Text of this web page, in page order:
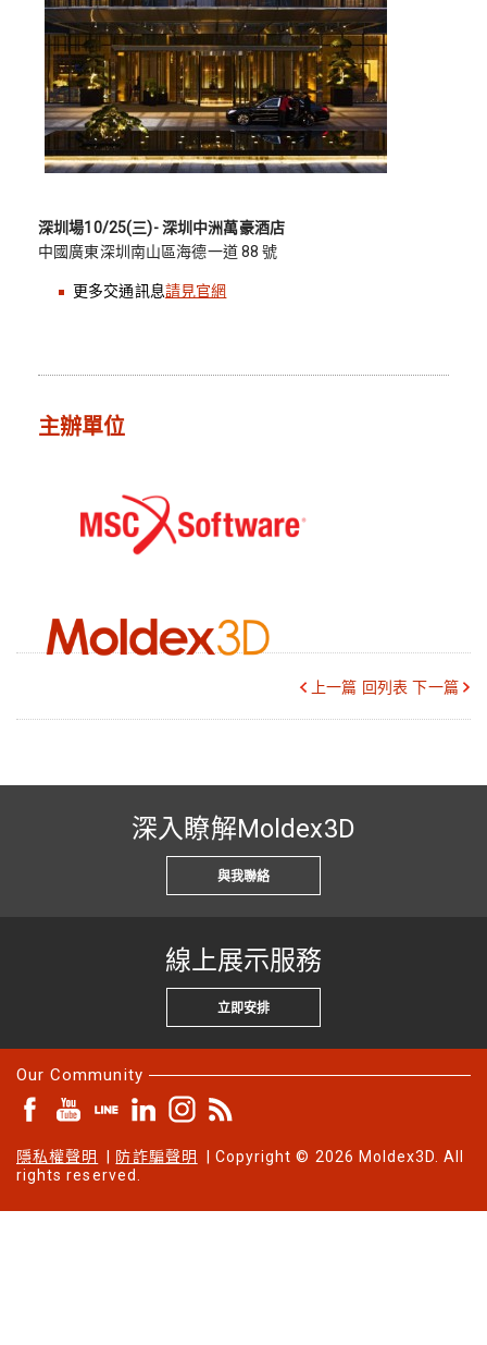
深圳場10/25(三)- 深圳中洲萬豪酒店
中國廣東深圳南山區海德一道 88 號
更多交通訊息請見官網
主辦單位
上一篇 回列表 下一篇
深入瞭解Moldex3D
與我聯絡
線上展示服務
立即安排
Our Community
隱私權聲明 防詐騙聲明
| Copyright © 2026 Moldex3D. All
rights reserved.